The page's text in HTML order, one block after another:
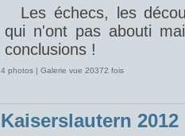
Les échecs, les
qui n'ont pas abouti
conclusions !
4 photos | Galerie vue 20372 fois
Kaiserslautern 2012